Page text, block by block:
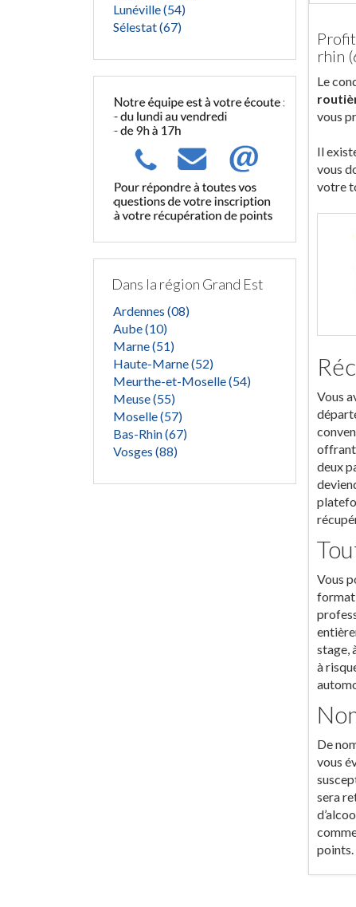
Lunéville (54)
Sélestat (67)
Dans la région Grand Est
Ardennes (08)
Aube (10)
Marne (51)
Haute-Marne (52)
Meurthe-et-Moselle (54)
Meuse (55)
Moselle (57)
Bas-Rhin (67)
Vosges (88)
rhin
Le
vous
Il
vous
votre
Vous
offrant
deux
Vous
stage,
à
De
vous
sera
points.